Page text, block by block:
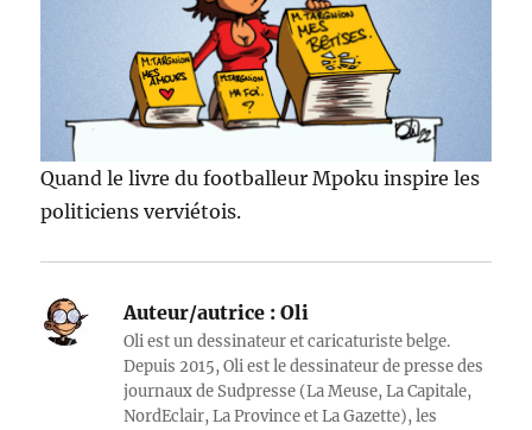
Quand le livre du footballeur Mpoku inspire les
politiciens verviétois.
Auteur/autrice : Oli
Oli est un dessinateur et caricaturiste belge.
Depuis 2015, Oli est le dessinateur de presse des
journaux de Sudpresse (La Meuse, La Capitale,
NordEclair, La Province et La Gazette), les